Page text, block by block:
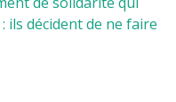
décident de ne faire